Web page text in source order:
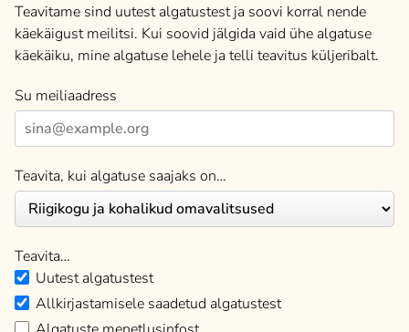
Teavitame sind uutest algatustest ja soovi korral nende
käekäigust meilitsi. Kui soovid jälgida vaid ühe algatuse
käekäiku, mine algatuse lehele ja telli teavitus küljeribalt.
Su meiliaadress
Teavita, kui algatuse saajaks on…
Teavita…
Uutest algatustest
Allkirjastamisele saadetud algatustest